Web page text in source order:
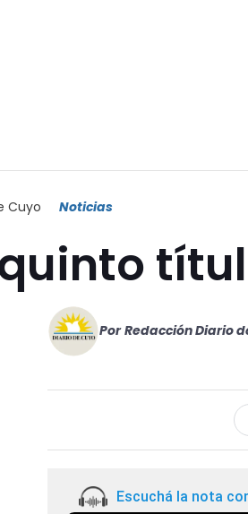
Cuyo Noticias
Por Redacción Diario
Escuchá la nota